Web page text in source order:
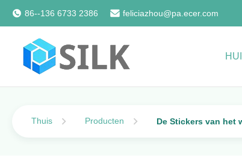
86--136 6733 2386 feliciazhou@pa.ecer.com
Thuis Producten De Stickers van het